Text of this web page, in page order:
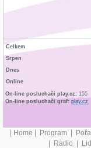
Celkem
Srpen
Dnes
Online
On-line posluchači play.cz: 155
On-line posluchači graf: play.cz
| Home | Program |
| Radio |